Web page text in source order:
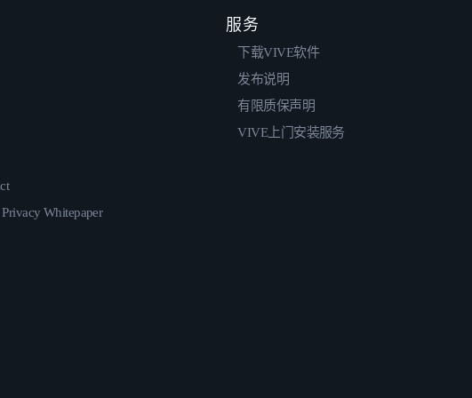
Whitepaper
服务
下载VIVE软件
发布说明
有限质保声明
VIVE上门安装服务